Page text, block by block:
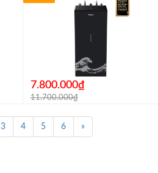
7.800.000₫
11.700.000₫
3 4 5 6 »